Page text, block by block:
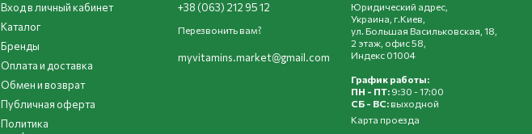
Вход в личный кабинет
Каталог
Бренды
Оплата и доставка
Обмен и возврат
Публичная оферта
Политика
+38 (063) 212 95 12
Перезвонить вам?
myvitamins.market@gmail.com
Юридический адрес,
Украина, г.Киев,
ул. Большая Васильковская, 18,
2 этаж, офис 58,
Индекс 01004
График работы:
ПН - ПТ: 9:30 - 17:00
СБ - ВС: выходной
Карта проезда